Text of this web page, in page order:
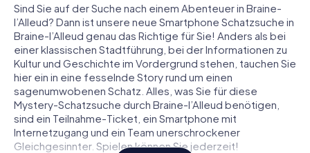
Sind Sie auf der Suche nach einem Abenteuer in Braine-
l’Alleud? Dann ist unsere neue Smartphone Schatzsuche in
Braine-l’Alleud genau das Richtige für Sie! Anders als bei
einer klassischen Stadtführung, bei der Informationen zu
Kultur und Geschichte im Vordergrund stehen, tauchen Sie
hier ein in eine fesselnde Story rund um einen
sagenumwobenen Schatz. Alles, was Sie für diese
Mystery-Schatzsuche durch Braine-l’Alleud benötigen,
sind ein Teilnahme-Ticket, ein Smartphone mit
Internetzugang und ein Team unerschrockener
Gleichgesinnter. Spielen können Sie jederzeit!